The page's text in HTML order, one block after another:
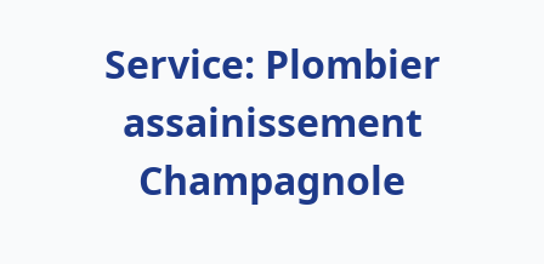
Service: Plombier
assainissement
Champagnole